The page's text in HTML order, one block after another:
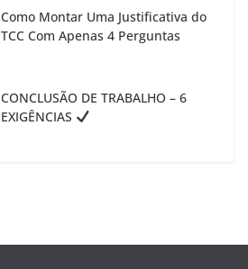
Como Montar Uma Justificativa do
TCC Com Apenas 4 Perguntas
CONCLUSÃO DE TRABALHO – 6
EXIGÊNCIAS